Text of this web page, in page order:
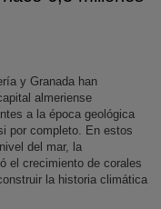
y Granada han
almeriense
a la época geológica
por completo. En estos
del mar, la
el crecimiento de corales
la historia climática